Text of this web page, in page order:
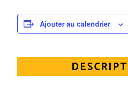
Ajouter au calendrier